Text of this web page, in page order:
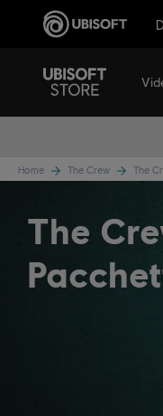
Home The Crew The
The